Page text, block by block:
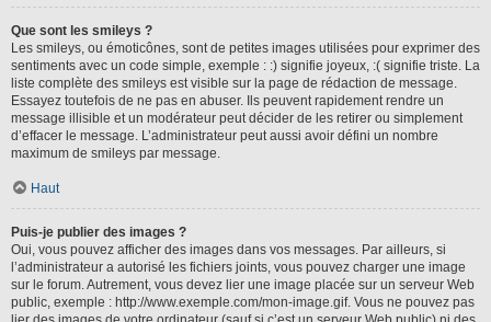
Que sont les smileys ?
Les smileys, ou émoticônes, sont de petites images utilisées pour exprimer des
sentiments avec un code simple, exemple : :) signifie joyeux, :( signifie triste. La
liste complète des smileys est visible sur la page de rédaction de message.
Essayez toutefois de ne pas en abuser. Ils peuvent rapidement rendre un
message illisible et un modérateur peut décider de les retirer ou simplement
d’effacer le message. L’administrateur peut aussi avoir défini un nombre
maximum de smileys par message.
Haut
Puis-je publier des images ?
Oui, vous pouvez afficher des images dans vos messages. Par ailleurs, si
l’administrateur a autorisé les fichiers joints, vous pouvez charger une image
sur le forum. Autrement, vous devez lier une image placée sur un serveur Web
public, exemple : http://www.exemple.com/mon-image.gif. Vous ne pouvez pas